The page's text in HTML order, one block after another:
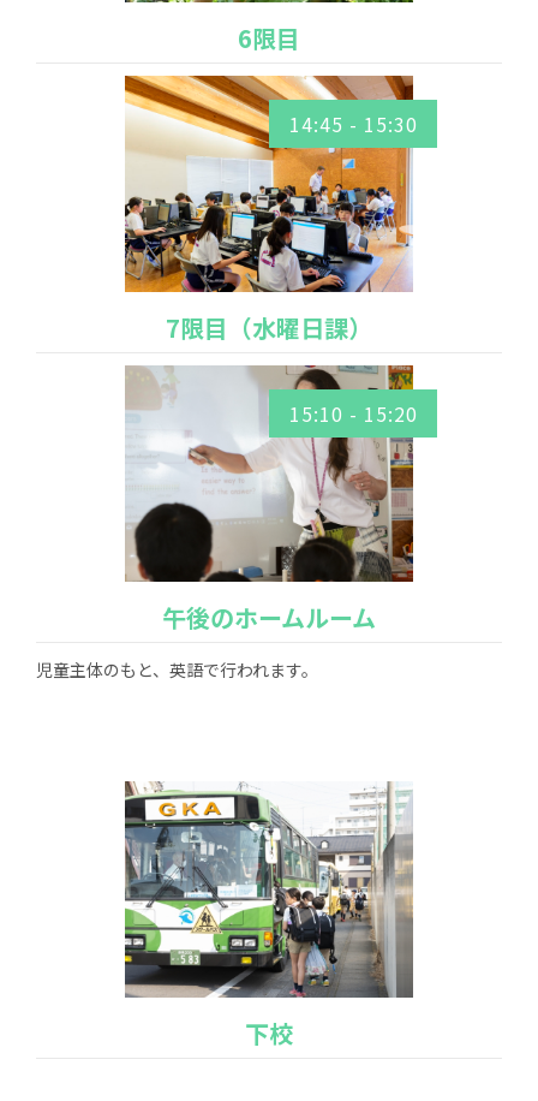
6限目
14:45 - 15:30
7限目（水曜日課）
15:10 - 15:20
午後のホームルーム
児童主体のもと、英語で行われます。
下校